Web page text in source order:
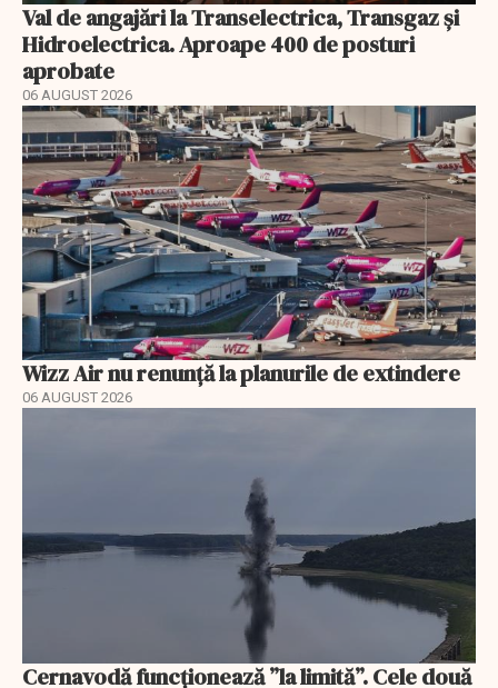
Val de angajări la Transelectrica, Transgaz și
Hidroelectrica. Aproape 400 de posturi
aprobate
06 AUGUST 2026
Wizz Air nu renunță la planurile de extindere
06 AUGUST 2026
Cernavodă funcționează ”la limită”. Cele două